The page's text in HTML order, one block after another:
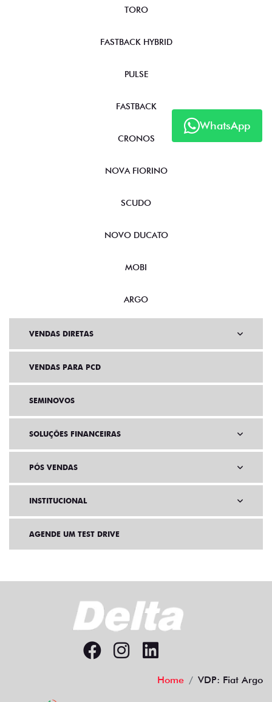
WhatsApp
TORO
FASTBACK HYBRID
PULSE
FASTBACK
CRONOS
NOVA FIORINO
SCUDO
NOVO DUCATO
MOBI
ARGO
VENDAS DIRETAS
VENDAS PARA PCD
SEMINOVOS
SOLUÇÕES FINANCEIRAS
PÓS VENDAS
INSTITUCIONAL
AGENDE UM TEST DRIVE
Home VDP: Fiat Argo